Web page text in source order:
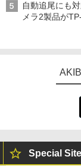
自動追尾にも
メラ2製品が
Special Site